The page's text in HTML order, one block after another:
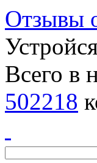
Отзывы
Всего в
502218